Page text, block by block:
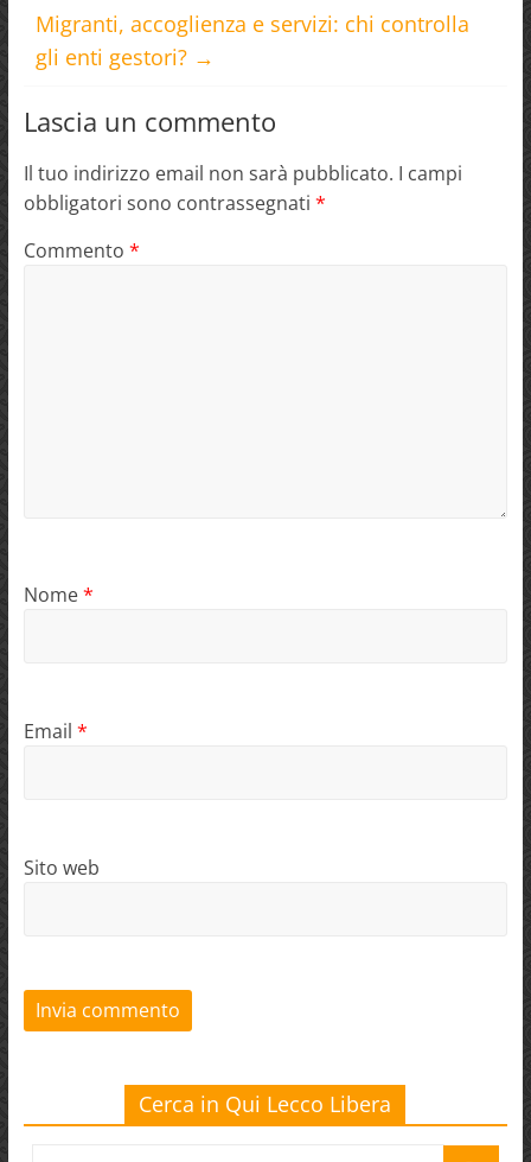
Migranti, accoglienza e servizi: chi controlla
gli enti gestori? →
Lascia un commento
Il tuo indirizzo email non sarà pubblicato. I campi
obbligatori sono contrassegnati *
Commento *
Nome*
Email *
Sito web
Cerca in Qui Lecco Libera